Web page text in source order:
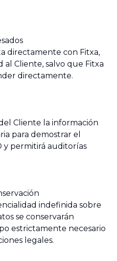
directamente con Fitxa,
al Cliente, salvo que Fitxa
directamente.
Cliente la información
para demostrar el
y permitirá auditorías
indefinida sobre
se conservarán
estrictamente necesario
legales.